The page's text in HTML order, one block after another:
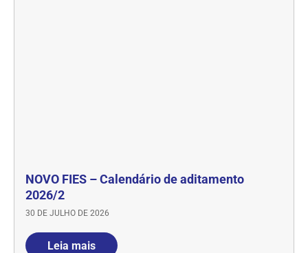
NOVO FIES – Calendário de aditamento
2026/2
30 DE JULHO DE 2026
Leia mais